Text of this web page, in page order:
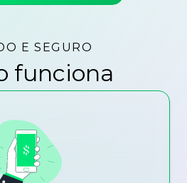
E SEGURO
funciona